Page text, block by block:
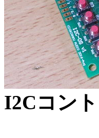
I2Cコン